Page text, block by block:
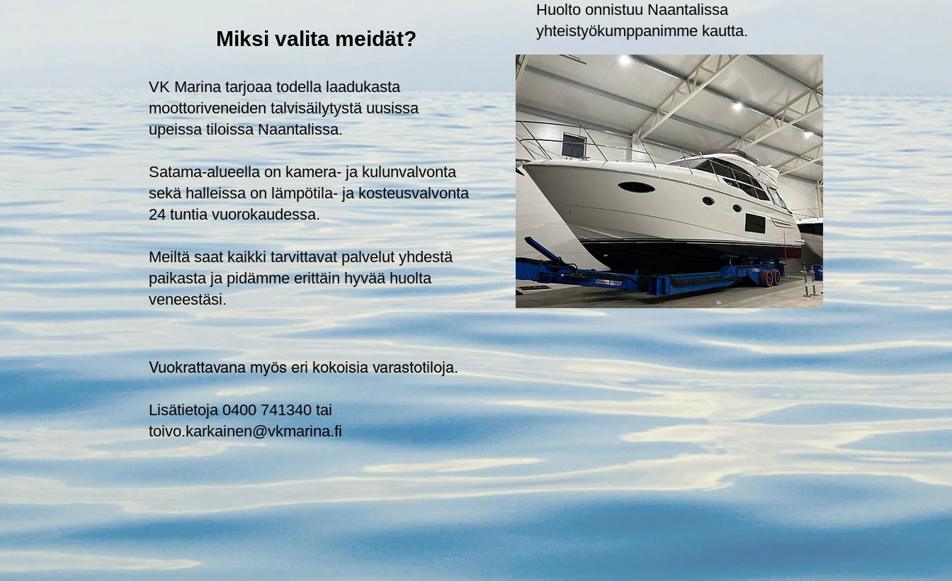
Huolto onnistuu Naantalissa
yhteistyökumppanimme kautta.
Miksi valita meidät?
VK Marina tarjoaa todella laadukasta
moottoriveneiden talvisäilytystä uusissa
upeissatiloissa Naantalissa.
Satama-alueella on kamera- ja kulunvalvonta
sekä halleissa on lämpötila- ja kosteusvalvonta
24 tuntia vuorokaudessa.
Meiltä saat kaikki tarvittavat palvelut yhdestä
paikasta ja pidämme erittäin hyvää huolta
veneestäsi.
Vuokrattavana myös eri kokoisia varastotiloja.
Lisätietoja 0400 741340 tai
toivo.karkainen@vkmarina.fi